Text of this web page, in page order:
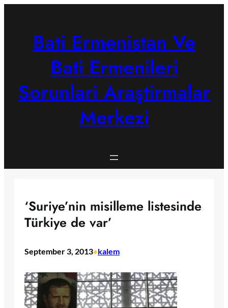
Bati Ermenistan Ve
Bati Ermenileri
Sorunlari Araştirmalar
Merkezi
‘Suriye’nin misilleme listesinde
Türkiye de var’
September 3, 2013•kalem